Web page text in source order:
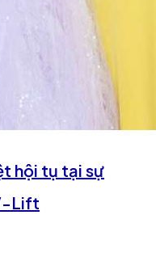
hội tụ tại sự
Lift